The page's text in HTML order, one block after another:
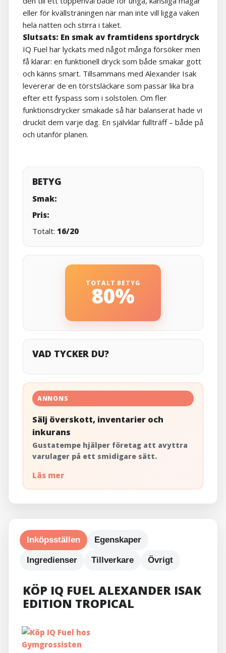
eller för kvällsträningen när man inte vill ligga vaken
hela natten och stirra i taket.
Slutsats: En smak av framtidens sportdryck
IQ Fuel har lyckats med något många försöker men
få klarar: en funktionell dryck som både smakar gott
och känns smart. Tillsammans med Alexander Isak
levererar de en törstsläckare som passar lika bra
efter ett fyspass som i solstolen. Om fler
funktionsdrycker smakade så här balanserat hade vi
druckit dem varje dag. En självklar fullträff – både på
och utanför planen.
BETYG
Smak:
Pris:
Totalt: 16/20
TOTALT BETYG
80%
VAD TYCKER DU?
ANNONS
Sälj överskott, inventarier och
inkurans
Gustatempe hjälper företag att avyttra
varulager på ett smidigare sätt.
Läs mer
Inköpsställen Egenskaper
Ingredienser Tillverkare Övrigt
KÖP IQ FUEL ALEXANDER ISAK
EDITION TROPICAL